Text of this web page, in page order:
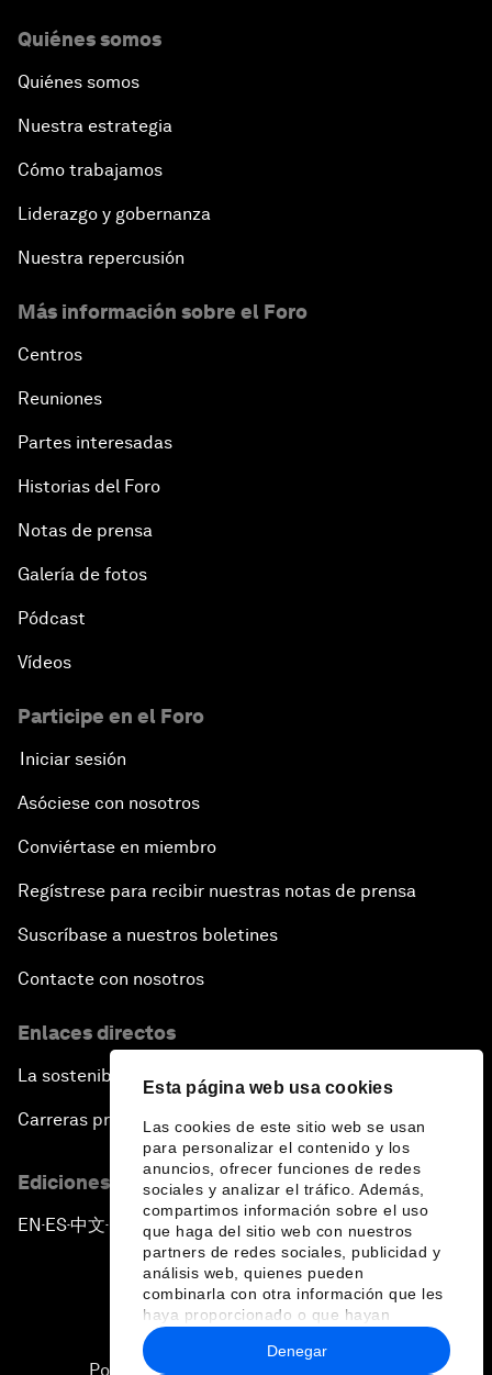
Esta página web usa cookies
Las cookies de este sitio web se usan
para personalizar el contenido y los
anuncios, ofrecer funciones de redes
sociales y analizar el tráfico. Además,
compartimos información sobre el uso
que haga del sitio web con nuestros
partners de redes sociales, publicidad y
análisis web, quienes pueden
combinarla con otra información que les
haya proporcionado o que hayan
recopilado a partir del uso que haya
hecho de sus servicios.
Denegar
Water for Life
Rethinking Global Financial Risk
Strategic Outlook on the Digital Economy
Strategic Outlook on Consumption
The Modern History of Globalization
Radically Reinventing Social Systems
Shaping Globalization 4.0
Automated Markets
Managing a Global Garbage Crisis
Plastic Pollution: An End in Sight?
Close Encounters with Jane Goodall and Skye
Trillion-Dollar Vision
Strategic Outlook on South Asia
Future Frontiers of Technology Control
Media Freedom in Crisis
Achieving a Single Market in Africa
A Conversation with Sir David Attenborough and
HRH The Duke of Cambridge
Quiénes somos
Quiénes somos
Nuestra estrategia
Cómo trabajamos
Liderazgo y gobernanza
Nuestra repercusión
Más información sobre el Foro
Centros
Reuniones
Partes interesadas
Historias del Foro
Notas de prensa
Galería de fotos
Pódcast
Vídeos
Participe en el Foro
Iniciar sesión
Asóciese con nosotros
Conviértase en miembro
Regístrese para recibir nuestras notas de prensa
Suscríbase a nuestros boletines
Contacte con nosotros
Enlaces directos
La sostenibilidad en el Foro
Carreras profesionales
Ediciones en otros idiomas
EN ▪ES▪中文▪ 日本語
Política de privacidad y normas de uso